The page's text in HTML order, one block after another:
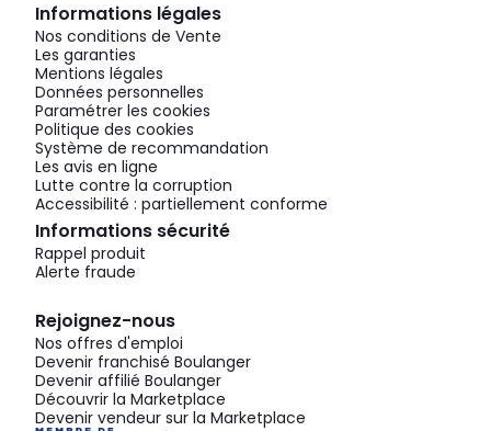
Informations légales
Nos conditions de Vente
Les garanties
Mentions légales
Données personnelles
Paramétrer les cookies
Politique des cookies
Système de recommandation
Les avis en ligne
Lutte contre la corruption
Accessibilité : partiellement conforme
Informations sécurité
Rappel produit
Alerte fraude
Rejoignez-nous
Nos offres d'emploi
Devenir franchisé Boulanger
Devenir affilié Boulanger
Découvrir la Marketplace
Devenir vendeur sur la Marketplace